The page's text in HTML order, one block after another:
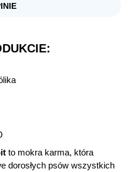
to mokra karma, która
dorosłych psów wszystkich